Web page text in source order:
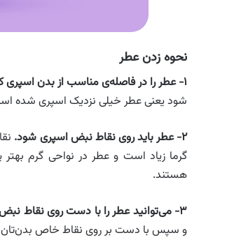
نحوه زدن عطر
۱- عطر را در فاصله‌ی مناسب از بدن اسپری کنید.
شود یعنی عطر خیلی نزدیک اسپری شده
۲- عطر باید روی نقاط نبض اسپری شود.
گرما زیاد است و عطر در نواحی گرم
هستند.
۳- می‌توانید عطر را با دست روی نقاط نبض بمالید.
و سپس با دست بر روی نقاط خاص بدن‌تان